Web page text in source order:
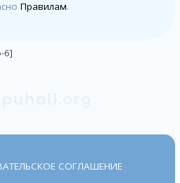
Правилам.
6]
СОГЛАШЕНИЕ